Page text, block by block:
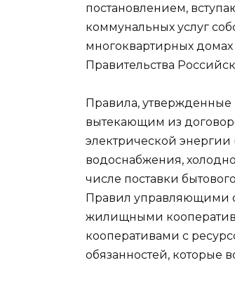
постановлением,
коммунальных услуг
многоквартирных
Правительства
Правила,
вытекающим из
электрической
водоснабжения,
числе поставки
Правил управляющими
жилищными
кооперативами с
обязанностей, которые